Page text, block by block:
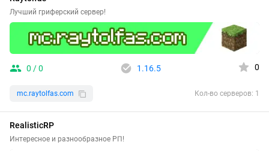
Лучший гриферский сервер!
0 / 0 1.16.5 0
mc.raytolfas.com Кол-во серверов: 1
RealisticRP
Интересное и разнообразное РП!